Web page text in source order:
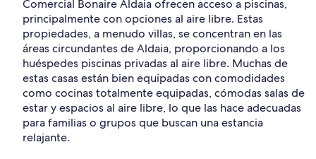
Comercial Bonaire Aldaia ofrecen acceso a piscinas,
principalmente con opciones al aire libre. Estas
propiedades, a menudo villas, se concentran en las
áreas circundantes de Aldaia, proporcionando a los
huéspedes piscinas privadas al aire libre. Muchas de
estas casas están bien equipadas con comodidades
como cocinas totalmente equipadas, cómodas salas de
estar y espacios al aire libre, lo que las hace adecuadas
para familias o grupos que buscan una estancia
relajante.